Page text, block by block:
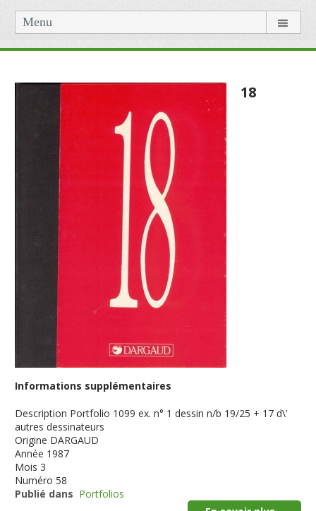
Menu
18
Informations supplémentaires
Description Portfolio 1099 ex. n° 1 dessin n/b 19/25 + 17 d\'
autres dessinateurs
Origine DARGAUD
Année 1987
Mois 3
Numéro 58
Publié dans Portfolios